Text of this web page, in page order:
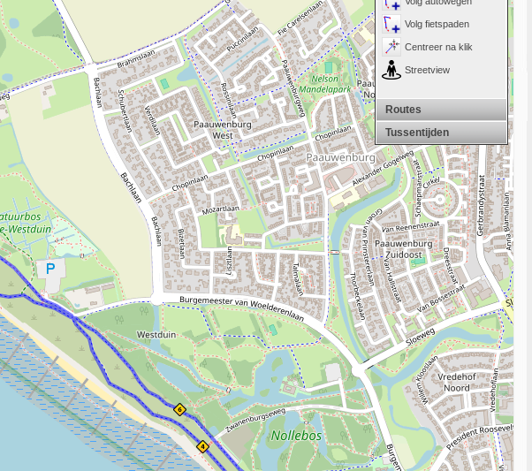
Volg fietspaden
Centreer na klik
Streetview
Routes
Tussentijden